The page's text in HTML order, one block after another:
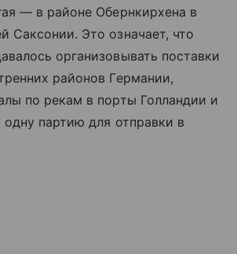
— в районе Обернкирхена в
Саксонии. Это означает, что
организовывать поставки
районов Германии,
по рекам в порты Голландии и
одну партию для отправки в